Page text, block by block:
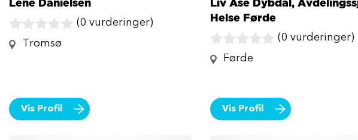
(0 vurderinger)
Tromsø
Vis Profil
Helse Førde
(0 vurderinger)
Førde
Vis Profil